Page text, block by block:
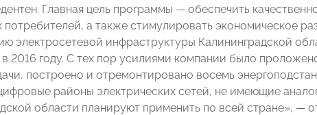
Главная цель программы — обеспечить
а также стимулировать экономическое
электросетевой инфраструктуры Калининградской
2016 году. С тех пор усилиями компании было
построено и отремонтировано восемь
районы электрических сетей, не имеющие
области планируют применить по всей стране», —